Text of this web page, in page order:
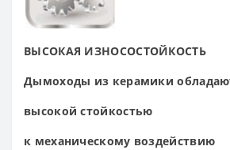
ВЫСОКАЯ ИЗНОСОСТОЙКОСТЬ
Дымоходы из керамики
высокойстойкостью
к механическому воздействию